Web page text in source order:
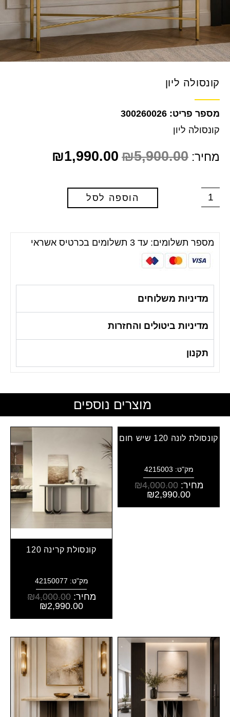
קונסולה ליון
300260026
קונסולה ליון
מחיר: ₪5,900.00
₪1,990.00
הוספה לסל
מספר תשלומים: עד 3 תשלומים בכרטיס אשראי
מדיניות משלוחים
מדיניות ביטולים והחזרות
תקנון
מוצרים נוספים
קונסולת לונה 120 שיש חום
מק"ט: 4215003
מחיר: ₪4,000.00
₪2,990.00
קונסולת קרינה 120
מק"ט: 42150077
מחיר: ₪4,000.00
₪2,990.00